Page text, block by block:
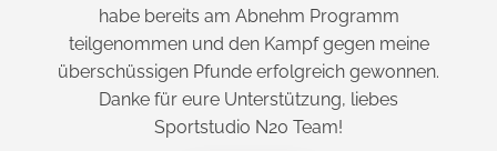
habe bereits am Abnehm Programm
teilgenommen und den Kampf gegen meine
überschüssigen Pfunde erfolgreich gewonnen.
Danke für eure Unterstützung, liebes
Sportstudio N20 Team!